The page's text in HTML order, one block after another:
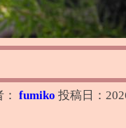
fumiko 投稿日：